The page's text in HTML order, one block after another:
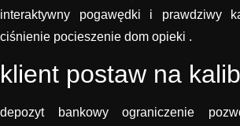
interaktywny pogawędki i prawdziwy
ciśnienie pocieszenie dom opieki .
klient postaw na
depozyt bankowy ograniczenie